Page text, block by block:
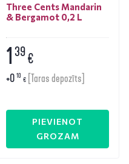
Three Cents Mandarin
& Bergamot 0,2 L
139€
+0 10 € [Taras depozīts]
PIEVIENOT
GROZAM